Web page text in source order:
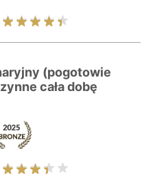
(pogotowie
cała dobę